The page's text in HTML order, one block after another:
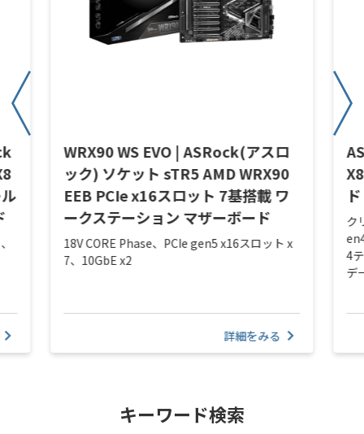
WRX90 WS EVO | ASRock(アスロ
ック) ソケット sTR5 AMD WRX90
EEB PCIe x16スロット 7基搭載 ワ
ークステーション マザーボード
18V CORE Phase、PCIe gen5 x16スロット x
7、10GbE x2
詳細をみる
ド
ク
4
デ
キーワード検索